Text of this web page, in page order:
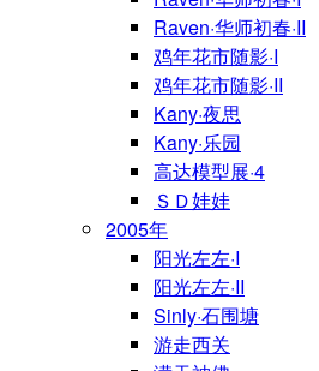
Raven·华师初春·II
鸡年花市随影·I
鸡年花市随影·II
Kany·夜思
Kany·乐园
高达模型展·4
ＳＤ娃娃
2005年
阳光左左·I
阳光左左·II
Sinly·石围塘
游走西关